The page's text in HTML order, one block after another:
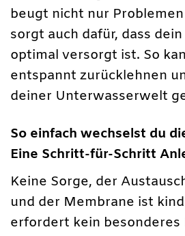
beugt nicht nur
sorgt auch dafür, dass
optimal versorgt ist. So
entspannt zurücklehnen
deiner Unterwasserwelt
So einfach wechselst du
Eine Schritt-für-Schritt
Keine Sorge, der
und der Membrane ist
erfordert kein besonderes